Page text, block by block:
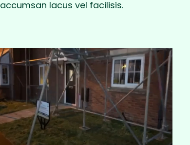
accumsan lacus vel facilisis.